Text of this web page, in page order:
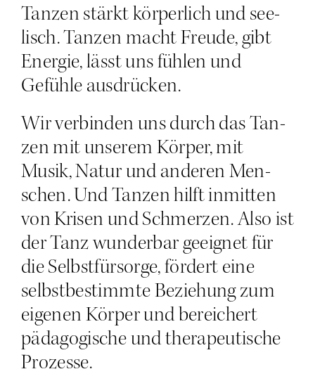
Tan­zen stärkt kör­per­lich und see­
lisch. Tan­zen macht Freu­de, gibt
Ener­gie, lässt uns füh­len und
Gefüh­le ausdrücken.
Wir ver­bin­den uns durch das Tan­
zen mit unse­rem Kör­per, mit
Musik, Natur und ande­ren Men­
schen. Und Tan­zen hilft inmit­ten
von Kri­sen und Schmer­zen. Also ist
der Tanz wun­der­bar geeig­net für
die Selbst­für­sor­ge, för­dert eine
selbst­be­stimm­te Bezie­hung zum
eige­nen Kör­per und berei­chert
päd­ago­gi­sche und the­ra­peu­ti­sche
Prozesse.